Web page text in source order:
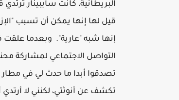
البريطانية، كانت سايبينار
قيل لها إنها يمكن أن تسبب
إنها شبه "عارية". وبعدما
التواصل الاجتماعي لمشاركة
تصدقوا أبدا ما حدث لي في مطار
تكشف عن أنوثتي، لكنني لا